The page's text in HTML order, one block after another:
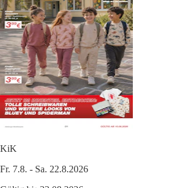
KiK
Fr. 7.8. - Sa. 22.8.2026